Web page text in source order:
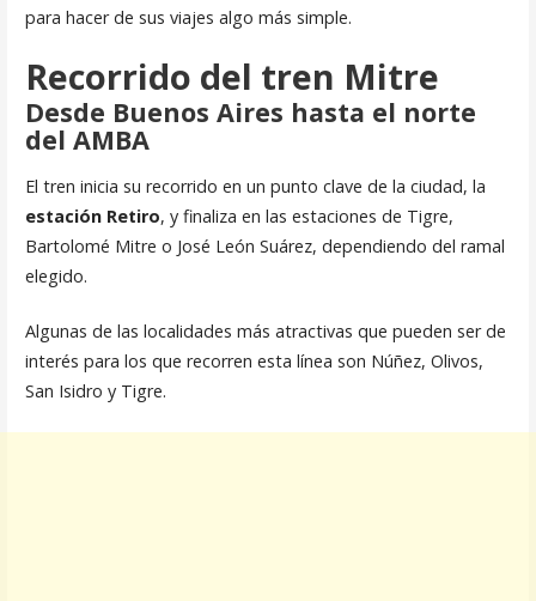
para hacer de sus viajes algo más simple.
Recorrido del tren Mitre
Desde Buenos Aires hasta el norte
del AMBA
El tren inicia su recorrido en un punto clave de la ciudad, la
estación Retiro, y finaliza en las estaciones de Tigre,
Bartolomé Mitre o José León Suárez, dependiendo del ramal
elegido.
Algunas de las localidades más atractivas que pueden ser de
interés para los que recorren esta línea son Núñez, Olivos,
San Isidro y Tigre.